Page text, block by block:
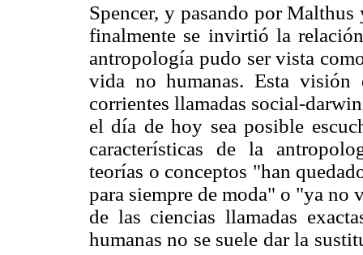
Spencer, y pasando por
finalmente se invirtió la
antropología pudo ser vista
vida no humanas. Esta
corrientes llamadas social-
el día de hoy sea posible
características de la
teorías o conceptos "han
para siempre de moda" o "ya no
de las ciencias llamadas
humanas no se suele dar la